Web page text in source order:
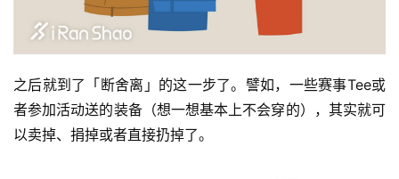
之后就到了「断舍离」的这一步了。譬如，一些赛事Tee或
者参加活动送的装备（想一想基本上不会穿的），其实就可
以卖掉、捐掉或者直接扔掉了。